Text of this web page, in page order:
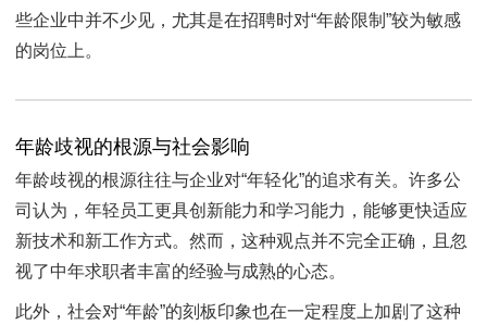
些企业中并不少见，尤其是在招聘时对“年龄限制”较为敏感
的岗位上。
年龄歧视的根源与社会影响
年龄歧视的根源往往与企业对“年轻化”的追求有关。许多公
司认为，年轻员工更具创新能力和学习能力，能够更快适应
新技术和新工作方式。然而，这种观点并不完全正确，且忽
视了中年求职者丰富的经验与成熟的心态。
此外，社会对“年龄”的刻板印象也在一定程度上加剧了这种